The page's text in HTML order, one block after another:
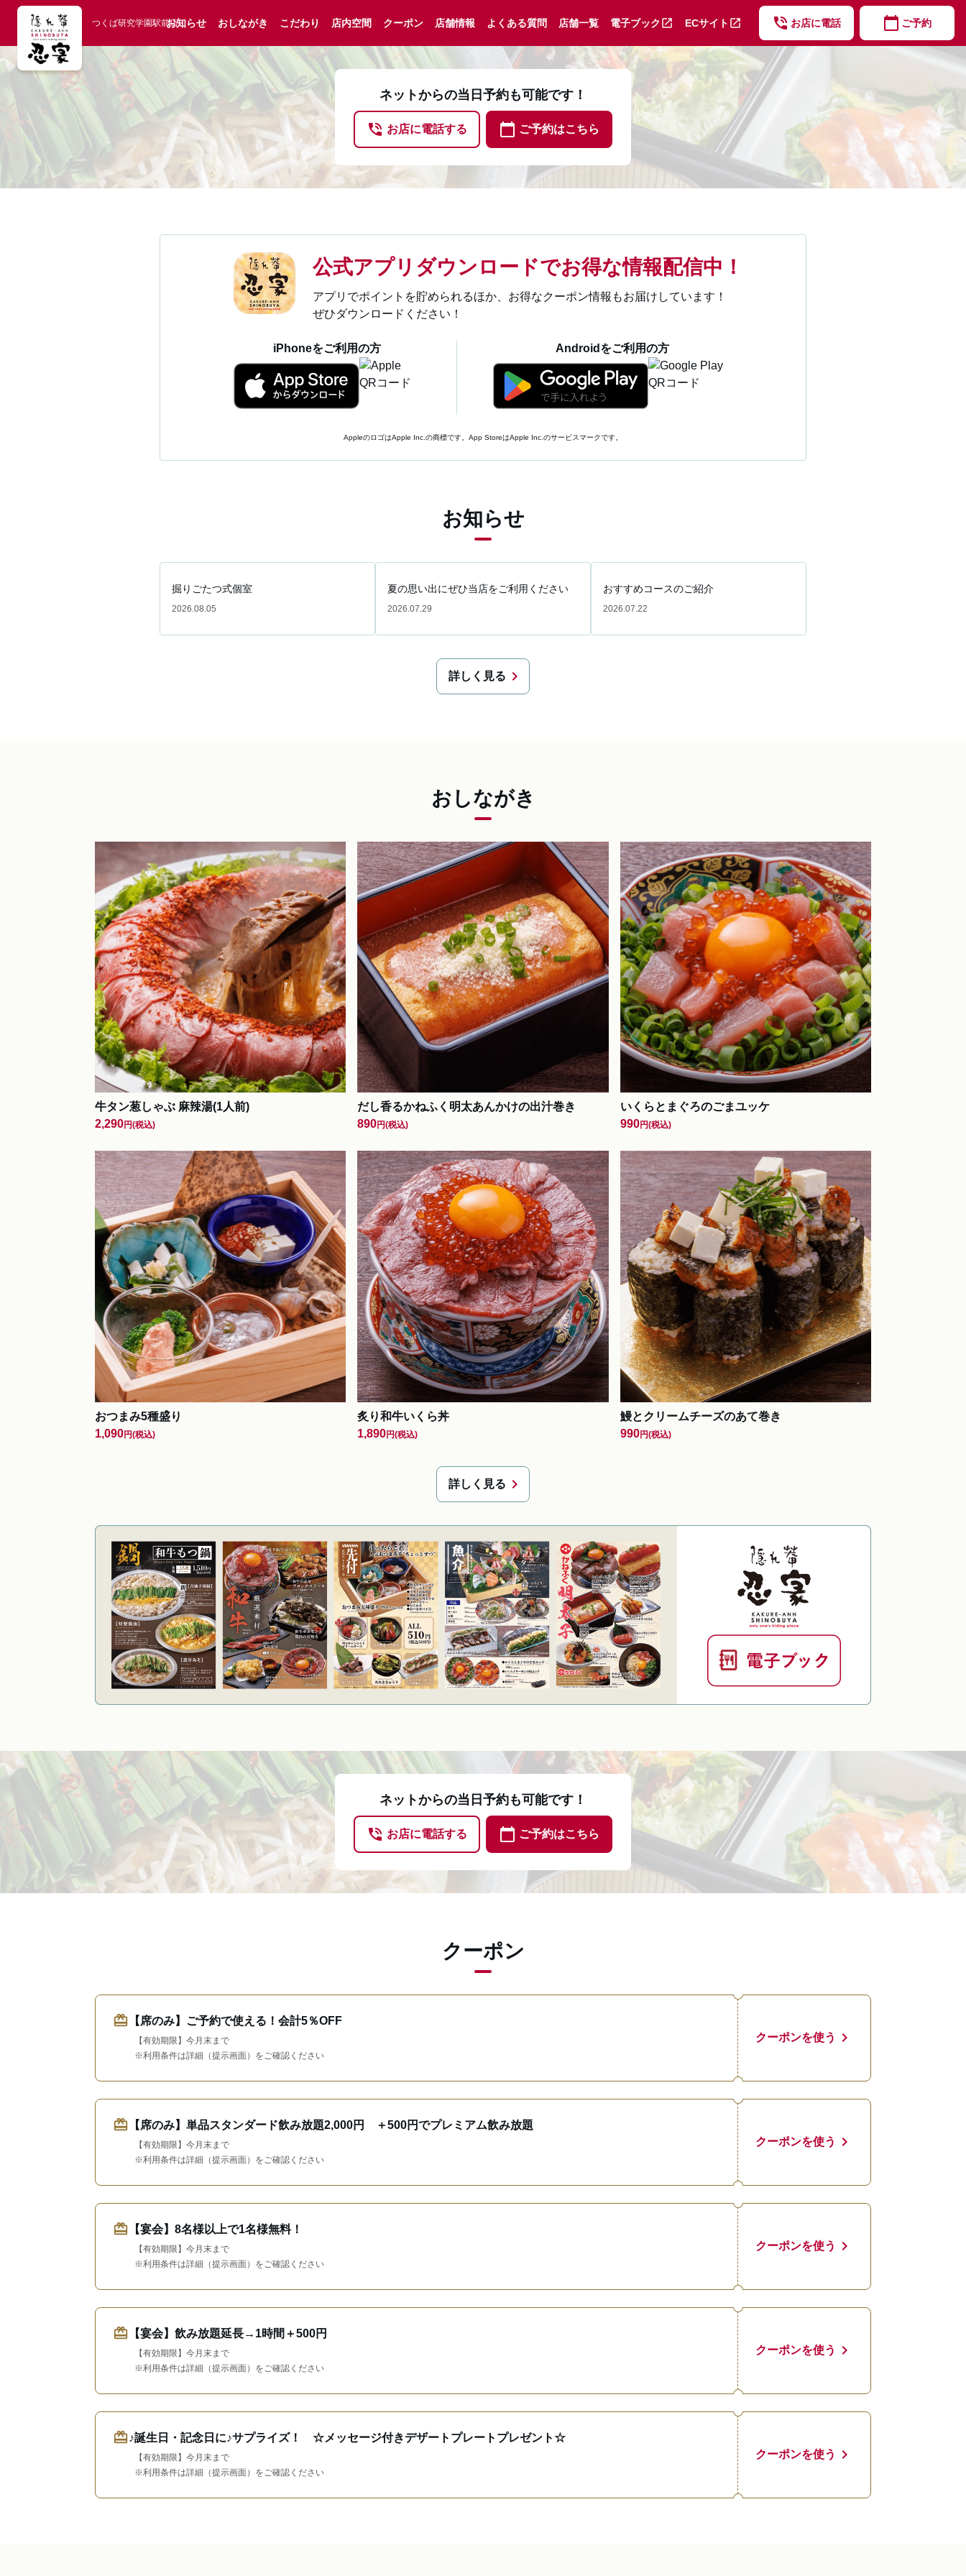
お知らせ おしながき こだわり 店内空間 クーポン 店舗情報 よくある質問 店舗一覧 電子ブック open_in_new ECサイト open_in_new phone_in_talk お店に電話 calendar_today ご予約
つくば研究学園駅前店
ネットからの当日予約も可能です！
phone_in_talk お店に電話する calendar_today ご予約はこちら
公式アプリダウンロードでお得な情報配信中！
アプリでポイントを貯められるほか、お得なクーポン情報もお届けしています！
ぜひダウンロードください！
iPhoneをご利用の方 Androidをご利用の方
AppleのロゴはApple Inc.の商標です。App StoreはApple Inc.のサービスマークです。
お知らせ
掘りごたつ式個室
2026.08.05
夏の思い出にぜひ当店をご利用ください
2026.07.29
おすすめコースのご紹介
2026.07.22
詳しく見る chevron_right
おしながき
牛タン葱しゃぶ 麻辣湯(1人前)
2,290円(税込)
だし香るかねふく明太あんかけの出汁巻き
890円(税込)
いくらとまぐろのごまユッケ
990円(税込)
おつまみ5種盛り
1,090円(税込)
炙り和牛いくら丼
1,890円(税込)
鰻とクリームチーズのあて巻き
990円(税込)
詳しく見る chevron_right
ネットからの当日予約も可能です！
phone_in_talk お店に電話する calendar_today ご予約はこちら
クーポン
redeem 【席のみ】ご予約で使える！会計5％OFF
【有効期限】今月末まで
※利用条件は詳細（提示画面）をご確認ください
クーポンを使う chevron_right
redeem 【席のみ】単品スタンダード飲み放題2,000円 ＋500円でプレミアム飲み放題
【有効期限】今月末まで
※利用条件は詳細（提示画面）をご確認ください
クーポンを使う chevron_right
redeem 【宴会】8名様以上で1名様無料！
【有効期限】今月末まで
※利用条件は詳細（提示画面）をご確認ください
クーポンを使う chevron_right
redeem 【宴会】飲み放題延長→1時間＋500円
【有効期限】今月末まで
※利用条件は詳細（提示画面）をご確認ください
クーポンを使う chevron_right
redeem♪誕生日・記念日に♪サプライズ！ ☆メッセージ付きデザートプレートプレゼント☆
【有効期限】今月末まで
※利用条件は詳細（提示画面）をご確認ください
クーポンを使う chevron_right